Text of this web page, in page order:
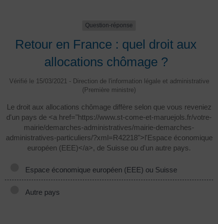
Question-réponse
Retour en France : quel droit aux
allocations chômage ?
Vérifié le 15/03/2021 - Direction de l'information légale et administrative
(Première ministre)
Le droit aux allocations chômage diffère selon que vous reveniez
d'un pays de <a href="https://www.st-come-et-maruejols.fr/votre-
mairie/demarches-administratives/mairie-demarches-
administratives-particuliers/?xml=R42218">l'Espace économique
européen (EEE)</a>, de Suisse ou d'un autre pays.
Espace économique européen (EEE) ou Suisse
Autre pays